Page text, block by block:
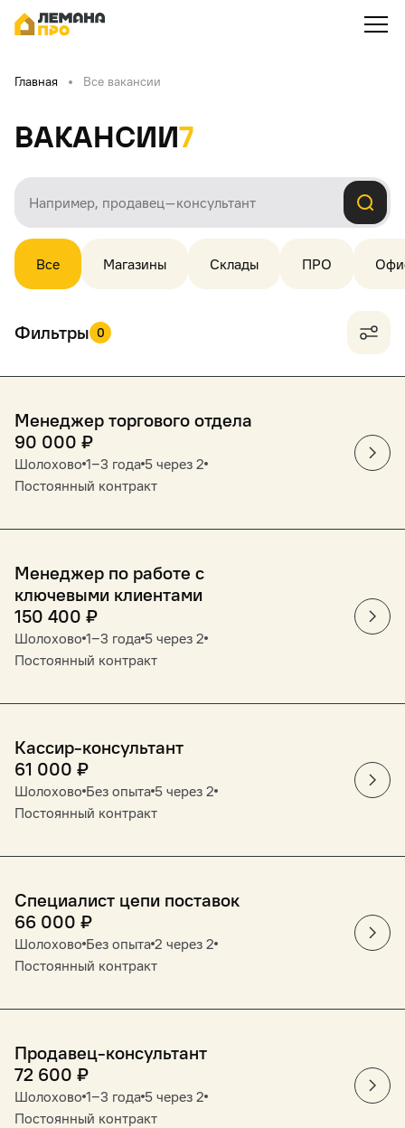
Главная Все вакансии
Вакансии7
Все Магазины Склады ПРО
Фильтры 0
Менеджер торгового отдела
90 000 ₽
Шолохово 1‒3 года 5 через 2
Постоянный контракт
Менеджер по работе с
ключевыми клиентами
150 400 ₽
Шолохово 1‒3 года 5 через 2
Постоянный контракт
Кассир-консультант
61 000 ₽
Шолохово Без опыта 5 через 2
Постоянный контракт
Специалист цепи поставок
66 000 ₽
Шолохово Без опыта 2 через 2
Постоянный контракт
Продавец-консультант
72 600 ₽
Шолохово 1‒3 года 5 через 2
Постоянный контракт